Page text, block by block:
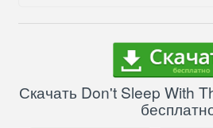
Скачать Don't Sleep With